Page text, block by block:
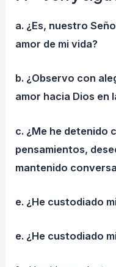
a. ¿Es, nuestro
amor de mi vida?
b. ¿Observo con
amor hacia Dios en
c. ¿Me he detenido
pensamientos,
mantenido
e. ¿He custodiado
e. ¿He custodiado